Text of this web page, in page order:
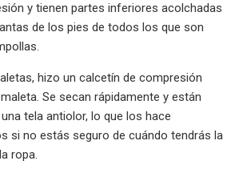
y tienen partes inferiores acolchadas
de los pies de todos los que son
hizo un calcetín de compresión
Se secan rápidamente y están
tela antiolor, lo que los hace
si no estás seguro de cuándo tendrás la
ropa.